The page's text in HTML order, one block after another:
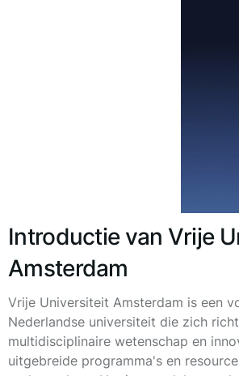
Introductie van Vrije
Amsterdam
Vrije Universiteit Amsterdam is een
Nederlandse universiteit die zich
multidisciplinaire wetenschap en
uitgebreide programma's en